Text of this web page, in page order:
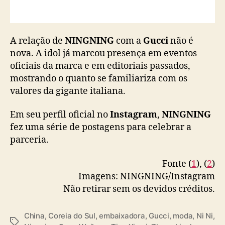
A relação de NINGNING com a Guccinão é
nova. A idol já marcou presença em eventos
oficiais da marca e em editoriais passados,
mostrando o quanto se familiariza com os
valores da gigante italiana.
Em seu perfil oficial noInstagram, NINGNING
fez uma série de postagens para celebrar a
parceria.
Fonte (1), (2)
Imagens: NINGNING/Instagram
Não retirar sem os devidos créditos.
T
China, Coreia do Sul,embaixadora, Gucci, moda, Ni Ni,